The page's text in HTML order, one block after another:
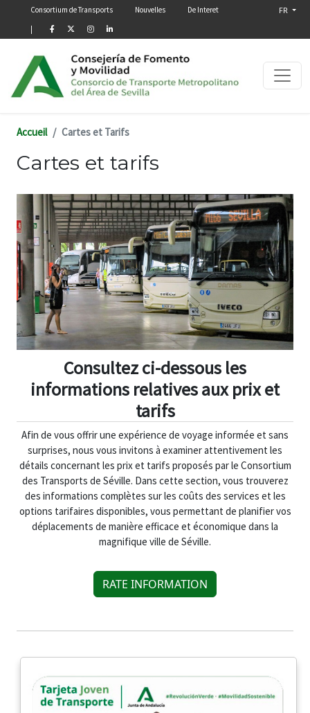
Aller au contenu principal
Menú secundario
Consortium de Transports Nouvelles
De Interet
FR
Accueil Cartes et Tarifs
Cartes et tarifs
Consultez ci-dessous les
informations relatives aux prix et
tarifs
Afin de vous offrir une expérience de voyage informée et sans
surprises, nous vous invitons à examiner attentivement les
détails concernant les prix et tarifs proposés par le Consortium
des Transports de Séville. Dans cette section, vous trouverez
des informations complètes sur les coûts des services et les
options tarifaires disponibles, vous permettant de planifier vos
déplacements de manière efficace et économique dans la
magnifique ville de Séville.
RATE INFORMATION